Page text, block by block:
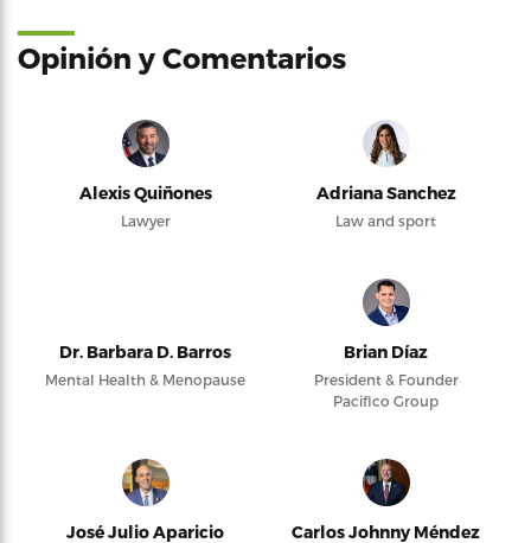
Opinión y Comentarios
Alexis Quiñones
Lawyer
Adriana Sanchez
Law and sport
Dr. Barbara D. Barros
Mental Health & Menopause
Brian Díaz
President & Founder
Pacifico Group
José Julio Aparicio
Carlos Johnny Méndez